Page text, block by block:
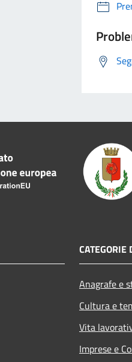
Anagrafe e
Cultura e
Vita
Imprese e